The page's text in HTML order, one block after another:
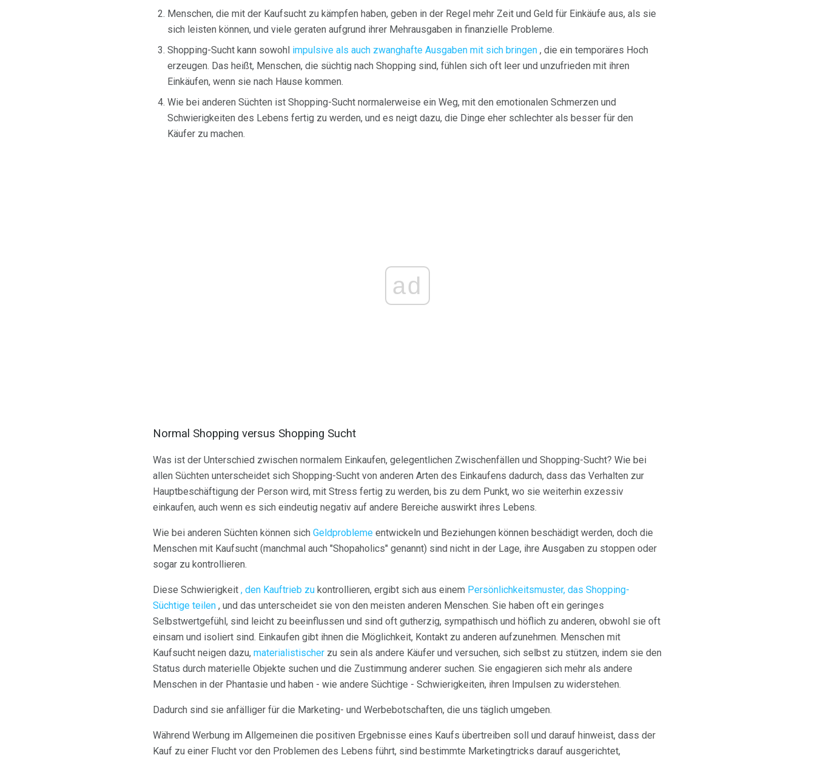
Menschen, die mit der Kaufsucht zu kämpfen haben, geben in der Regel mehr Zeit und Geld für Einkäufe aus, als sie
sich leisten können, und viele geraten aufgrund ihrer Mehrausgaben in finanzielle Probleme.
Shopping-Sucht kann sowohl impulsive als auch zwanghafte Ausgaben mit sich bringen , die ein temporäres Hoch
erzeugen. Das heißt, Menschen, die süchtig nach Shopping sind, fühlen sich oft leer und unzufrieden mit ihren
Einkäufen, wenn sie nach Hause kommen.
Wie bei anderen Süchten ist Shopping-Sucht normalerweise ein Weg, mit den emotionalen Schmerzen und
Schwierigkeiten des Lebens fertig zu werden, und es neigt dazu, die Dinge eher schlechter als besser für den
Käufer zu machen.
ad
Normal Shopping versus Shopping Sucht
Was ist der Unterschied zwischen normalem Einkaufen, gelegentlichen Zwischenfällen und Shopping-Sucht? Wie bei
allen Süchten unterscheidet sich Shopping-Sucht von anderen Arten des Einkaufens dadurch, dass das Verhalten zur
Hauptbeschäftigung der Person wird, mit Stress fertig zu werden, bis zu dem Punkt, wo sie weiterhin exzessiv
einkaufen, auch wenn es sich eindeutig negativ auf andere Bereiche auswirkt ihres Lebens.
Wie bei anderen Süchten können sich Geldprobleme entwickeln und Beziehungen können beschädigt werden, doch die
Menschen mit Kaufsucht (manchmal auch "Shopaholics" genannt) sind nicht in der Lage, ihre Ausgaben zu stoppen oder
sogar zu kontrollieren.
Diese Schwierigkeit , den Kauftrieb zu kontrollieren, ergibt sich aus einem Persönlichkeitsmuster, das Shopping-
Süchtige teilen , und das unterscheidet sie von den meisten anderen Menschen. Sie haben oft ein geringes
Selbstwertgefühl, sind leicht zu beeinflussen und sind oft gutherzig, sympathisch und höflich zu anderen, obwohl sie oft
einsam und isoliert sind. Einkaufen gibt ihnen die Möglichkeit, Kontakt zu anderen aufzunehmen. Menschen mit
Kaufsucht neigen dazu, materialistischer zu sein als andere Käufer und versuchen, sich selbst zu stützen, indem sie den
Status durch materielle Objekte suchen und die Zustimmung anderer suchen. Sie engagieren sich mehr als andere
Menschen in der Phantasie und haben - wie andere Süchtige - Schwierigkeiten, ihren Impulsen zu widerstehen.
Dadurch sind sie anfälliger für die Marketing- und Werbebotschaften, die uns täglich umgeben.
Während Werbung im Allgemeinen die positiven Ergebnisse eines Kaufs übertreiben soll und darauf hinweist, dass der
Kauf zu einer Flucht vor den Problemen des Lebens führt, sind bestimmte Marketingtricks darauf ausgerichtet,